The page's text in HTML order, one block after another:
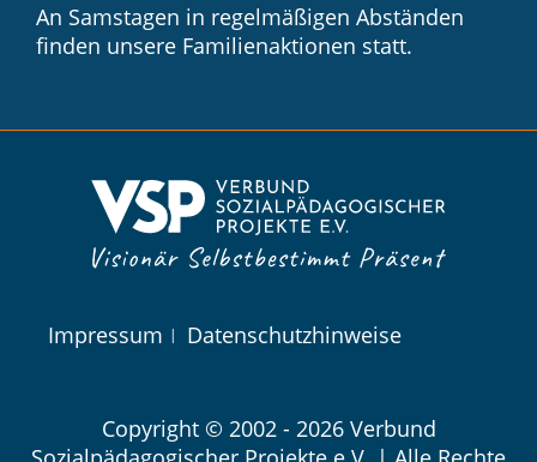
An Samstagen in regelmäßigen Abständen
finden unsere Familienaktionen statt.
überspringen
Impressum Datenschutzhinweise
Copyright © 2002 - 2026 Verbund